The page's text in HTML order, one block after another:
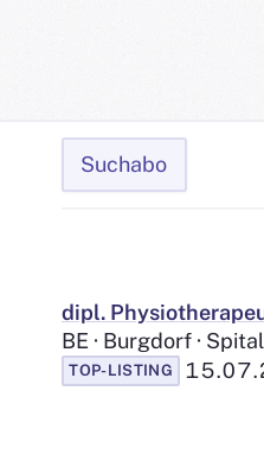
Suchabo
dipl.
BE · Burgdorf ·
TOP-LISTING